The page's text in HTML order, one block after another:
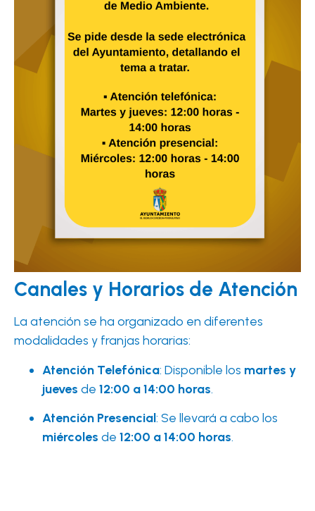
Canales y Horarios de Atención
La atención se ha organizado en diferentes
modalidades y franjas horarias:
Atención Telefónica: Disponible los martes y
jueves de 12:00 a 14:00 horas.
Atención Presencial: Se llevará a cabo los
miércoles de 12:00 a 14:00 horas.